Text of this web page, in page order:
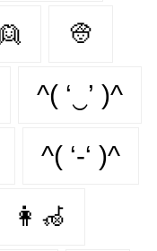
👳
^( ‘‿’ )^
^( ‘-‘ )^
👩‍🦽‍